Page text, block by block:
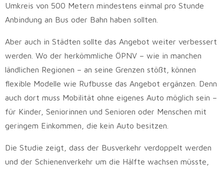
Umkreis von 500 Metern mindestens einmal pro Stunde
Anbindung an Bus oder Bahn haben sollten.
Aber auch in Städten sollte das Angebot weiter verbessert
werden. Wo der herkömmliche ÖPNV – wie in manchen
ländlichen Regionen – an seine Grenzen stößt, können
flexible Modelle wie Rufbusse das Angebot ergänzen. Denn
auch dort muss Mobilität ohne eigenes Auto möglich sein –
für Kinder, Seniorinnen und Senioren oder Menschen mit
geringem Einkommen, die kein Auto besitzen.
Die Studie zeigt, dass der Busverkehr verdoppelt werden
und der Schienenverkehr um die Hälfte wachsen müsste,